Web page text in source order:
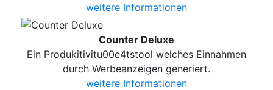
weitere Informationen
Counter Deluxe
Ein Produkitivitu00e4tstool welches Einnahmen
durch Werbeanzeigen generiert.
weitere Informationen